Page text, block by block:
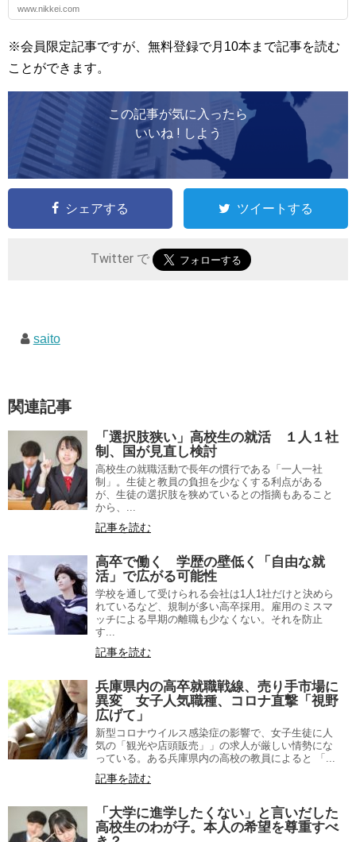
www.nikkei.com
※会員限定記事ですが、無料登録で月10本まで記事を読む
ことができます。
この記事が気に入ったら
いいね ! しよう
シェアする ツイートする
Twitter で
saito
関連記事
「選択肢狭い」高校生の就活 １人１社
制、国が見直し検討
高校生の就職活動で長年の慣行である「一人一社
制」。生徒と教員の負担を少なくする利点がある
が、生徒の選択肢を狭めているとの指摘もあること
から、...
記事を読む
高卒で働く 学歴の壁低く「自由な就
活」で広がる可能性
学校を通して受けられる会社は1人1社だけと決めら
れているなど、規制が多い高卒採用。雇用のミスマ
ッチによる早期の離職も少なくない。それを防止
す...
記事を読む
兵庫県内の高卒就職戦線、売り手市場に
異変 女子人気職種、コロナ直撃「視野
広げて」
新型コロナウイルス感染症の影響で、女子生徒に人
気の「観光や店頭販売」」の求人が厳しい情勢にな
っている。ある兵庫県内の高校の教員によると 「...
記事を読む
「大学に進学したくない」と言いだした
高校生のわが子。本人の希望を尊重すべ